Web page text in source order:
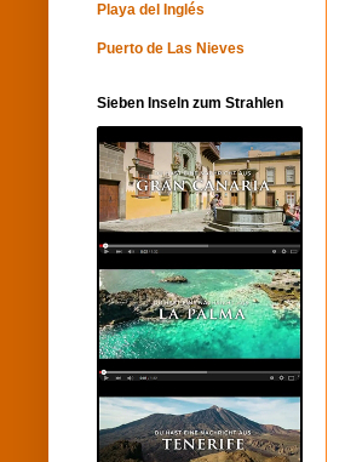
Playa del Inglés
Puerto de Las Nieves
Sieben Inseln zum Strahlen